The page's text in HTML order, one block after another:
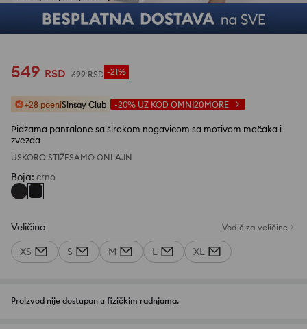
1 /5
549 RSD 699 RSD -21%
+28 poeniSinsay Club -20% UZ KOD OMNI20MORE
Pidžama pantalone sa širokom nogavicom sa motivom mačaka i
zvezda
USKORO STIŽESAMO ONLAJN
Boja: crno
Veličina Vodič za veličine
XS S M L XL
Proizvod nije dostupan u fizičkim radnjama.